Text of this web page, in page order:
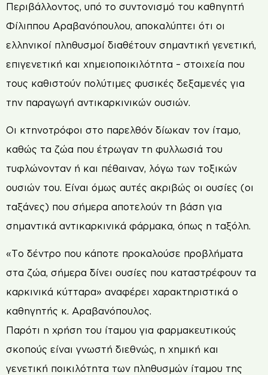
Περιβάλλοντος, υπό το συντονισμό του καθηγητή
Φίλιππου Αραβανόπουλου, αποκαλύπτει ότι οι
ελληνικοί πληθυσμοί διαθέτουν σημαντική γενετική,
επιγενετική και χημειοποικιλότητα – στοιχεία που
τους καθιστούν πολύτιμες φυσικές δεξαμενές για
την παραγωγή αντικαρκινικών ουσιών.
Οι κτηνοτρόφοι στο παρελθόν δίωκαν τον ίταμο,
καθώς τα ζώα που έτρωγαν τη φυλλωσιά του
τυφλώνονταν ή και πέθαιναν, λόγω των τοξικών
ουσιών του. Είναι όμως αυτές ακριβώς οι ουσίες (οι
ταξάνες) που σήμερα αποτελούν τη βάση για
σημαντικά αντικαρκινικά φάρμακα, όπως η ταξόλη.
«Το δέντρο που κάποτε προκαλούσε προβλήματα
στα ζώα, σήμερα δίνει ουσίες που καταστρέφουν τα
καρκινικά κύτταρα» αναφέρει χαρακτηριστικά ο
καθηγητής κ. Αραβανόπουλος.
Παρότι η χρήση του ίταμου για φαρμακευτικούς
σκοπούς είναι γνωστή διεθνώς, η χημική και
γενετική ποικιλότητα των πληθυσμών ίταμου της